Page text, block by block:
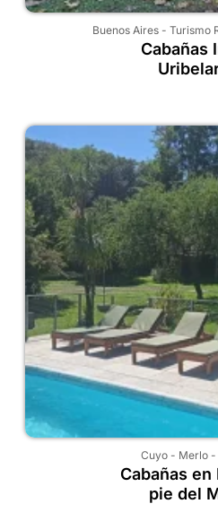
Buenos Aires - Turismo
Cabañas
Cuyo- Merlo-
Cabañas
pie del